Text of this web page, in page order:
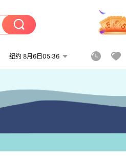
纽约 8月6日05:36